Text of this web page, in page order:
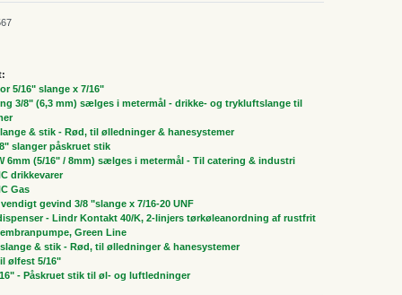
5/16" slange x 7/16"
3/8" (6,3 mm) sælges i metermål - drikke- og trykluftslange til
& stik - Rød, til ølledninger & hanesystemer
slanger påskruet stik
6mm (5/16" / 8mm) sælges i metermål - Til catering & industri
drikkevarer
Gas
gevind 3/8 "slange x 7/16-20 UNF
- Lindr Kontakt 40/K, 2-linjers tørkøleanordning af rustfrit
Green Line
& stik - Rød, til ølledninger & hanesystemer
ølfest 5/16"
- Påskruet stik til øl- og luftledninger